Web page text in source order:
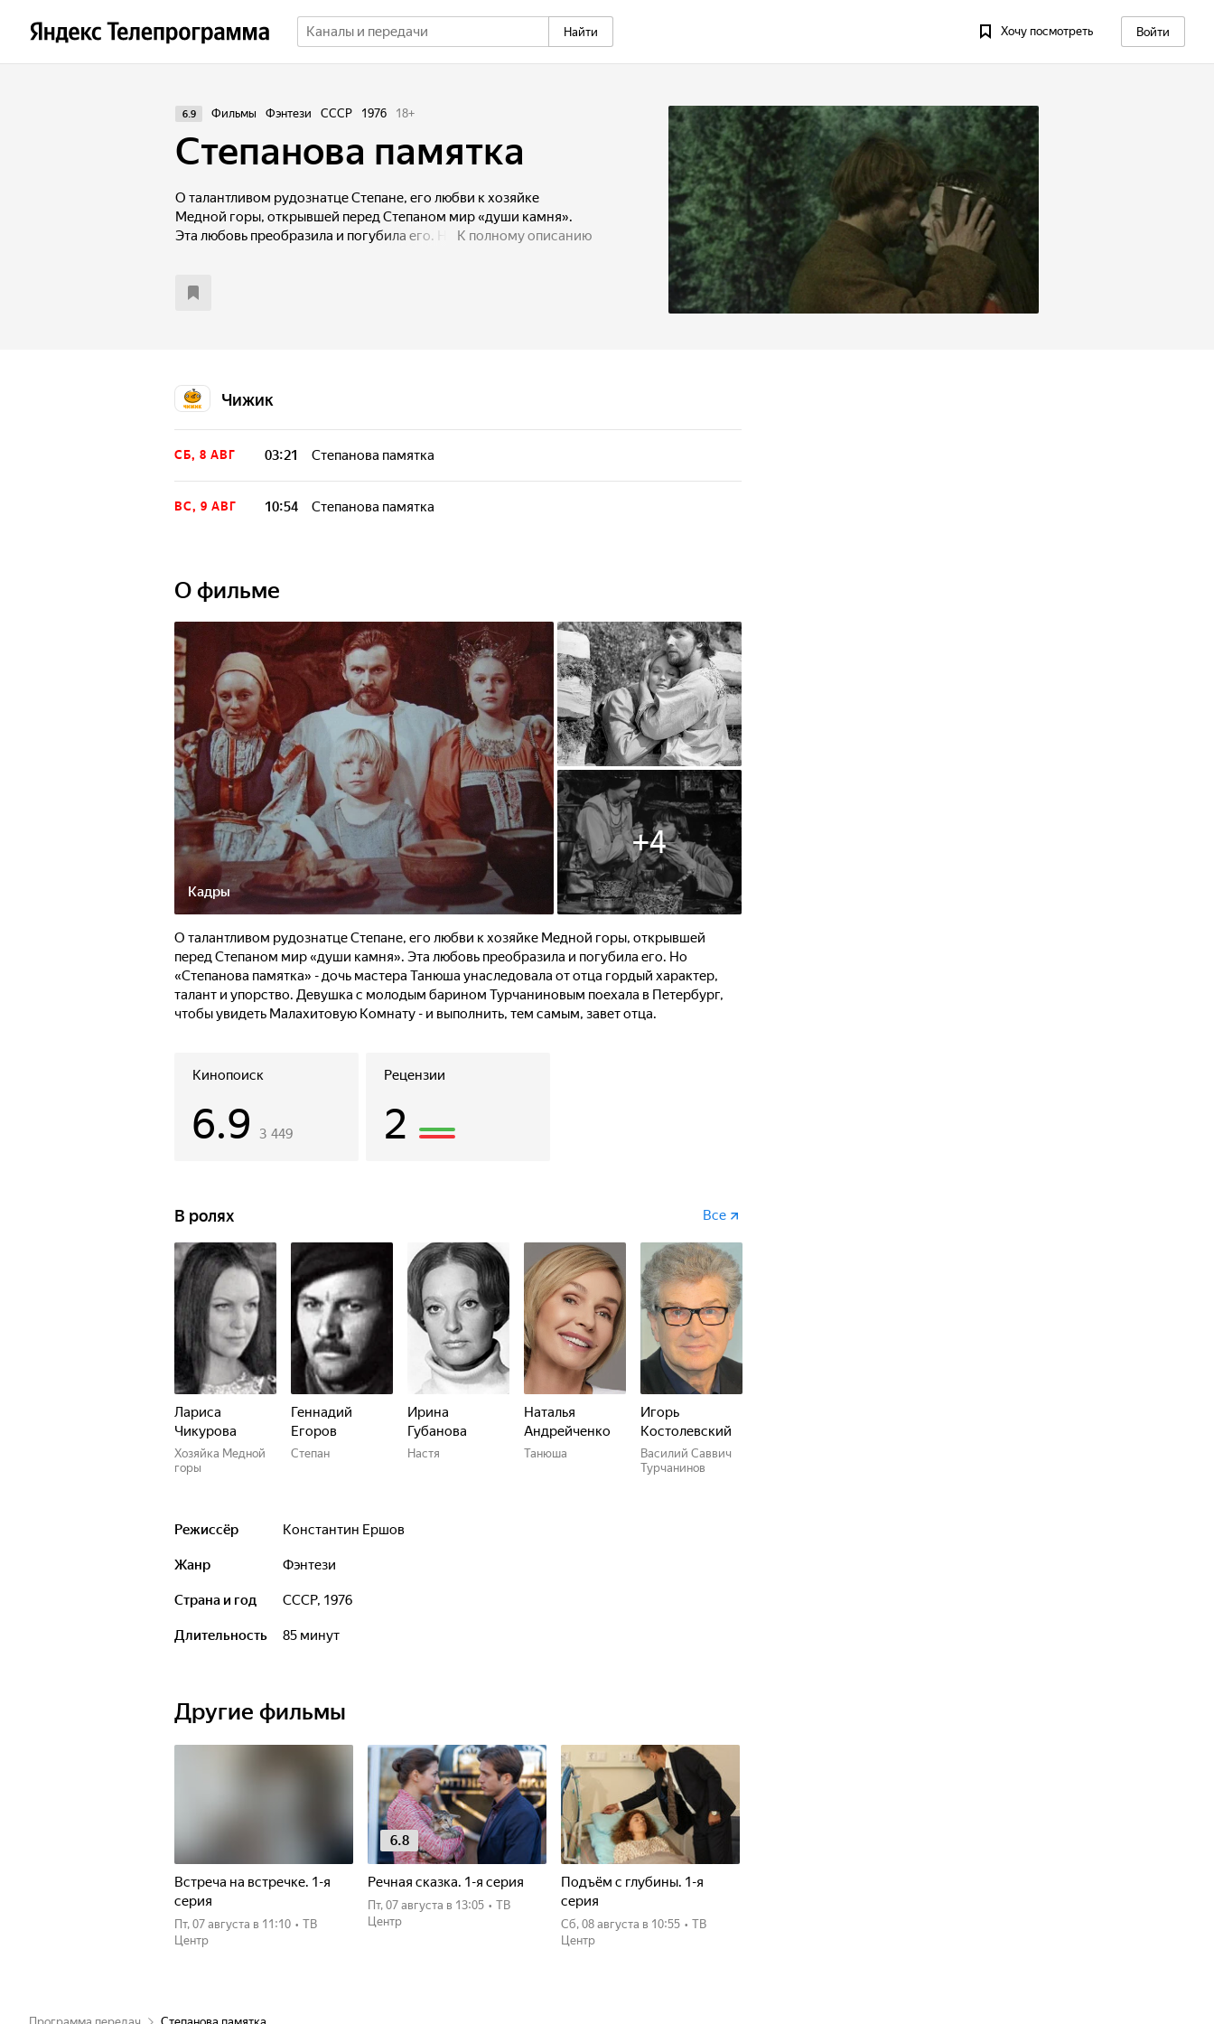
Найти Хочу посмотреть Войти
6.9 Фильмы Фэнтези СССР 1976 18+
Степанова памятка
О талантливом рудознатце Степане, его любви к хозяйке
Медной горы, открывшей перед Степаном мир «души камня».
Эта любовь преобразила и погубила его. Но «Степанова
Турчаниновым поехала в Петербург, чтобы увидеть
К полному описанию
Чижик
СБ, 8 АВГ 03:21 Степанова памятка
ВС, 9 АВГ 10:54 Степанова памятка
О фильме
Кадры
+4
О талантливом рудознатце Степане, его любви к хозяйке Медной горы, открывшей
перед Степаном мир «души камня». Эта любовь преобразила и погубила его. Но
«Степанова памятка» - дочь мастера Танюша унаследовала от отца гордый характер,
талант и упорство. Девушка с молодым барином Турчаниновым поехала в Петербург,
чтобы увидеть Малахитовую Комнату - и выполнить, тем самым, завет отца.
Кинопоиск
6.9 3 449
Рецензии
2
В ролях Все
Лариса
Чикурова
Хозяйка Медной
горы
Геннадий
Егоров
Степан
Ирина
Губанова
Настя
Наталья
Андрейченко
Танюша
Игорь
Костолевский
Василий Саввич
Турчанинов
Режиссёр Константин Ершов
Жанр фэнтези
Страна и год СССР, 1976
Длительность 85 минут
Другие фильмы
Встреча на встречке. 1-я
серия
пт, 07 августа в 11:10 • ТВ
Центр
6.8
Речная сказка. 1-я серия
пт, 07 августа в 13:05 • ТВ
Центр
Подъём с глубины. 1-я
серия
сб, 08 августа в 10:55 • ТВ
Центр